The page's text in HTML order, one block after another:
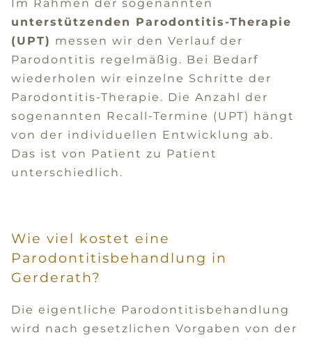
Im Rahmen der sogenannten
unterstützenden Parodontitis-Therapie
(UPT) messen wir den Verlauf der
Parodontitis regelmäßig. Bei Bedarf
wiederholen wir einzelne Schritte der
Parodontitis-Therapie. Die Anzahl der
sogenannten Recall-Termine (UPT) hängt
von der individuellen Entwicklung ab.
Das ist von Patient zu Patient
unterschiedlich.
Wie viel kostet eine
Parodontitisbehandlung in
Gerderath?
Die eigentliche Parodontitisbehandlung
wird nach gesetzlichen Vorgaben von der